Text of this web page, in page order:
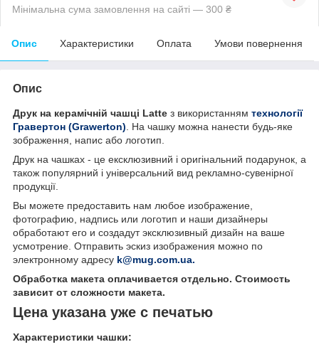
Мінімальна сума замовлення на сайті — 300 ₴
Опис Характеристики Оплата Умови повернення
Опис
Друк на керамічній чашці Latte з використанням технології
Гравертон (Grawerton) . На чашку можна нанести будь-яке
зображення, напис або логотип.
Друк на чашках - це ексклюзивний і оригінальний подарунок, а
також популярний і універсальний вид рекламно-сувенірної
продукції.
Вы можете предоставить нам любое изображение,
фотографию, надпись или логотип и наши дизайнеры
обработают его и создадут эксклюзивный дизайн на ваше
усмотрение. Отправить эскиз изображения можно по
электронному адресу k@mug.com.ua.
Обработка макета оплачивается отдельно. Стоимость
зависит от сложности макета.
Цена указана уже с печатью
Характеристики чашки: